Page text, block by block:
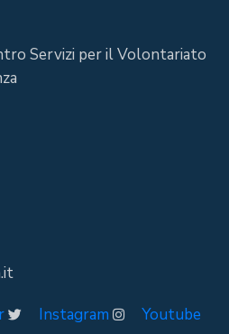
Servizi per il Volontariato
Instagram Youtube